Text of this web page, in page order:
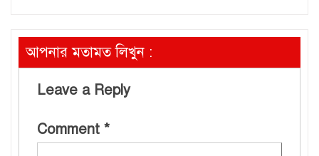
আপনার মতামত লিখুন :
Leave a Reply
Comment *